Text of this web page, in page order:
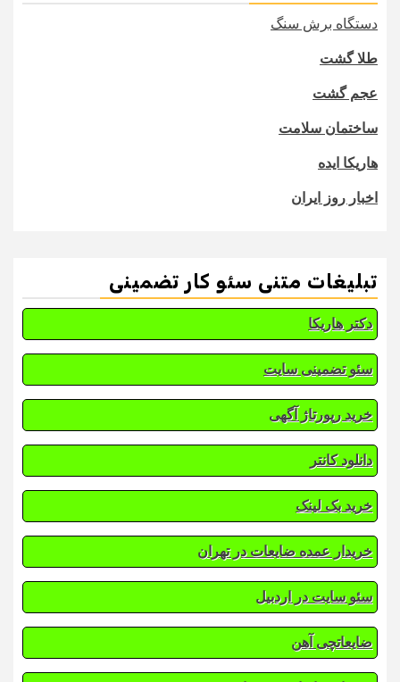
دستگاه برش سنگ
طلا گشت
عجم گشت
ساختمان سلامت
هاریکا ایده
اخبار روز ایران
تبلیغات متنی سئو کار تضمینی
دکتر هاریکا
سئو تضمینی سایت
خرید رپورتاژ آگهی
دانلود کانتر
خرید بک لینک
خریدار عمده ضایعات در تهران
سئو سایت در اردبیل
ضایعاتچی آهن